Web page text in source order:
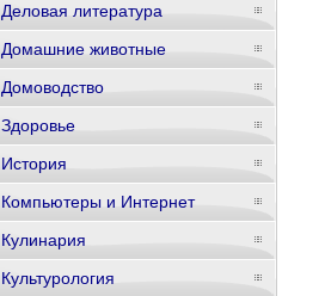
Деловая литература
Домашние животные
Домоводство
Здоровье
История
Компьютеры и Интернет
Кулинария
Культурология